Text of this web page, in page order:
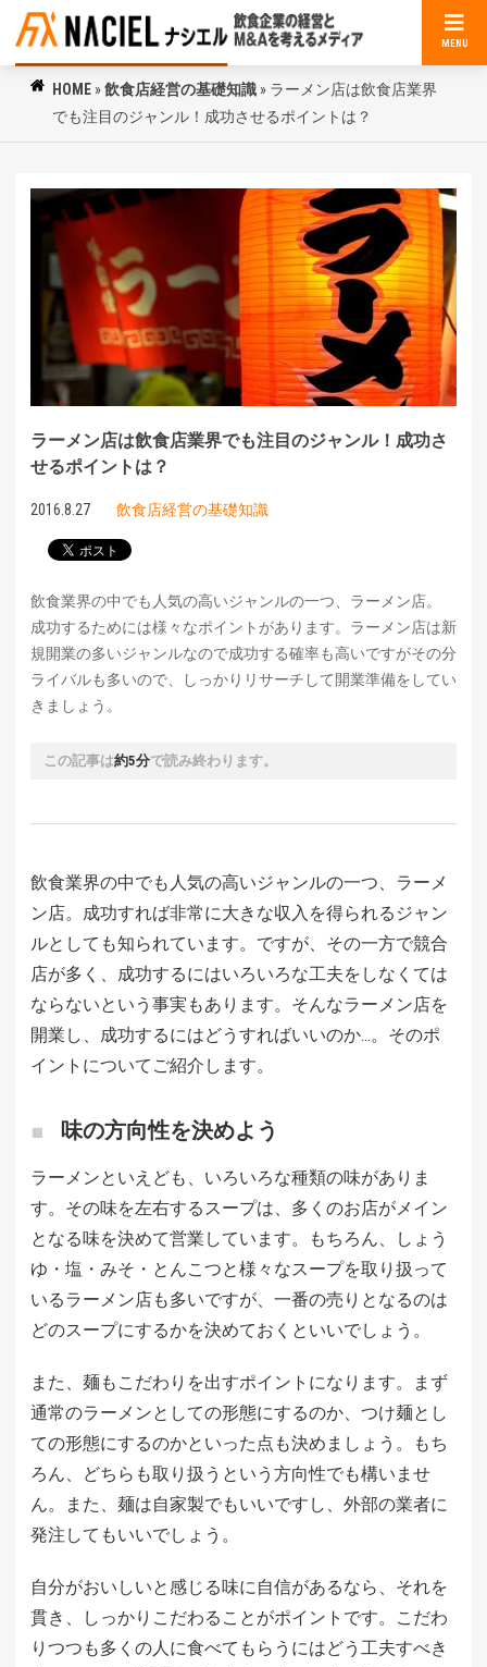
MENU
HOME »飲食店経営の基礎知識 » ラーメン店は飲食店業界
でも注目のジャンル！成功させるポイントは？
ラーメン店は飲食店業界でも注目のジャンル！成功さ
せるポイントは？
2016.8.27 飲食店経営の基礎知識
飲食業界の中でも人気の高いジャンルの一つ、ラーメン店。
成功するためには様々なポイントがあります。ラーメン店は新
規開業の多いジャンルなので成功する確率も高いですがその分
ライバルも多いので、しっかりリサーチして開業準備をしてい
きましょう。
この記事は約5分で読み終わります。
飲食業界の中でも人気の高いジャンルの一つ、ラーメ
ン店。成功すれば非常に大きな収入を得られるジャン
ルとしても知られています。ですが、その一方で競合
店が多く、成功するにはいろいろな工夫をしなくては
ならないという事実もあります。そんなラーメン店を
開業し、成功するにはどうすればいいのか…。そのポ
イントについてご紹介します。
味の方向性を決めよう
ラーメンといえども、いろいろな種類の味がありま
す。その味を左右するスープは、多くのお店がメイン
となる味を決めて営業しています。もちろん、しょう
ゆ・塩・みそ・とんこつと様々なスープを取り扱って
いるラーメン店も多いですが、一番の売りとなるのは
どのスープにするかを決めておくといいでしょう。
また、麺もこだわりを出すポイントになります。まず
通常のラーメンとしての形態にするのか、つけ麺とし
ての形態にするのかといった点も決めましょう。もち
ろん、どちらも取り扱うという方向性でも構いませ
ん。また、麺は自家製でもいいですし、外部の業者に
発注してもいいでしょう。
自分がおいしいと感じる味に自信があるなら、それを
貫き、しっかりこだわることがポイントです。こだわ
りつつも多くの人に食べてもらうにはどう工夫すべき